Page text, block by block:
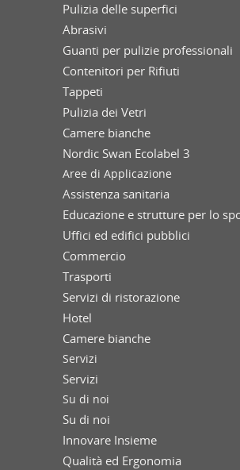
Pulizia delle superfici
Abrasivi
Guanti per pulizie professionali
Contenitori per Rifiuti
Tappeti
Pulizia dei Vetri
Camere bianche
Nordic Swan Ecolabel 3
Aree di Applicazione
Assistenza sanitaria
Educazione e strutture per lo
Uffici ed edifici pubblici
Commercio
Trasporti
Servizi di ristorazione
Hotel
Camere bianche
Servizi
Servizi
Su di noi
Su di noi
Innovare Insieme
Qualità ed Ergonomia